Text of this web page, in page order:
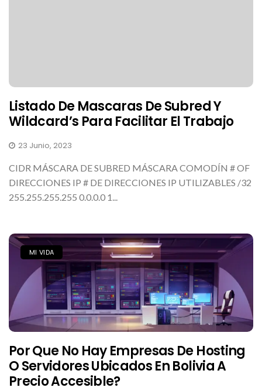
Listado De Mascaras De Subred Y
Wildcard’s Para Facilitar El Trabajo
23 Junio, 2023
CIDR MÁSCARA DE SUBRED MÁSCARA COMODÍN # OF
DIRECCIONES IP # DE DIRECCIONES IP UTILIZABLES /32
255.255.255.255 0.0.0.0 1...
MI VIDA
Por Que No Hay Empresas De Hosting
O Servidores Ubicados En Bolivia A
Precio Accesible?